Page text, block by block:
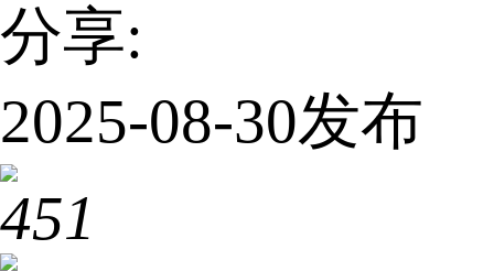
分享:
2025-08-30发布
451